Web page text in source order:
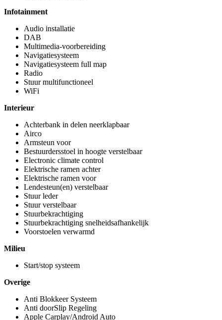
Infotainment
Audio installatie
DAB
Multimedia-voorbereiding
Navigatiesysteem
Navigatiesysteem full map
Radio
Stuur multifunctioneel
WiFi
Interieur
Achterbank in delen neerklapbaar
Airco
Armsteun voor
Bestuurdersstoel in hoogte verstelbaar
Electronic climate control
Elektrische ramen achter
Elektrische ramen voor
Lendesteun(en) verstelbaar
Stuur leder
Stuur verstelbaar
Stuurbekrachtiging
Stuurbekrachtiging snelheidsafhankelijk
Voorstoelen verwarmd
Milieu
Start/stop systeem
Overige
Anti Blokkeer Systeem
Anti doorSlip Regeling
Apple Carplay/Android Auto